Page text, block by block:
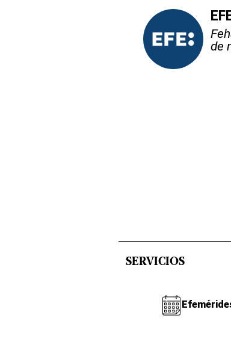
de
SERVICIOS